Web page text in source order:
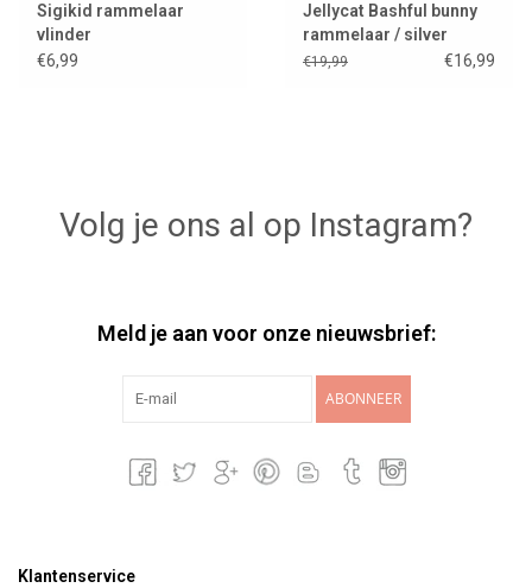
Sigikid rammelaar
vlinder
€6,99
Jellycat Bashful bunny
rammelaar / silver
€19,99 €16,99
Volg je ons al op Instagram?
Meld je aan voor onze nieuwsbrief:
ABONNEER
Klantenservice